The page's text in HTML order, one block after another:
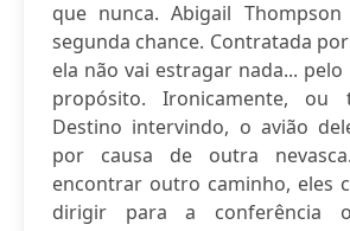
que nunca. Abigail
segunda chance. Contratada
ela não vai estragar nada...
propósito. Ironicamente, ou
Destino intervindo, o avião
por causa de outra
encontrar outro caminho, eles
dirigir para a conferência